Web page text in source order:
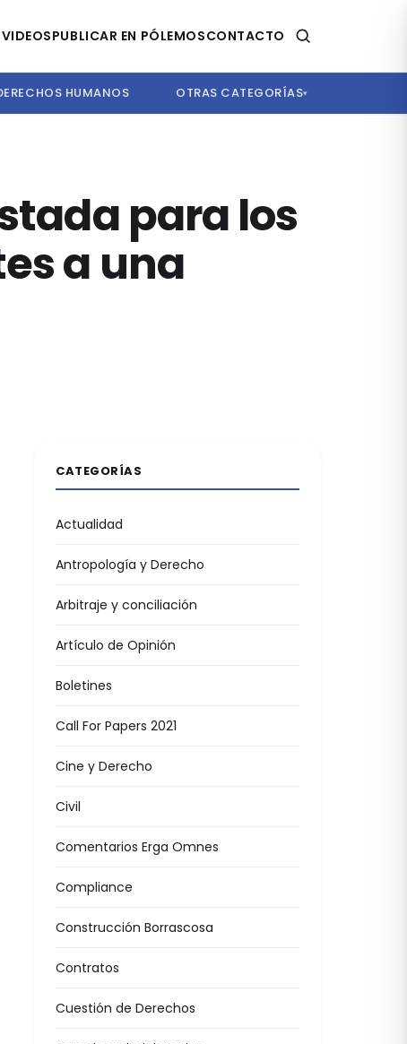
VIDEOSPUBLICAR EN PÓLEMOSCONTACTO
HUMANOS OTRAS CATEGORÍAS▾
para los
a una
CATEGORÍAS
Actualidad
Antropología y Derecho
Arbitraje y conciliación
Artículo de Opinión
Boletines
Call For Papers 2021
Cine y Derecho
Civil
Comentarios Erga Omnes
Compliance
Construcción Borrascosa
Contratos
Cuestión de Derechos